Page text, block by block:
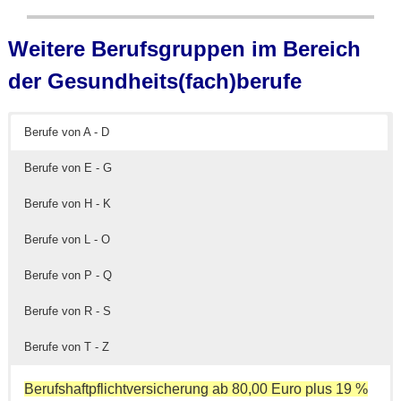
Weitere Berufsgruppen im Bereich
der Gesundheits(fach)berufe
Berufe von A - D
Berufe von E - G
Berufe von H - K
Berufe von L - O
Berufe von P - Q
Berufe von R - S
Berufe von T - Z
Berufshaftpflichtversicherung ab 80,00 Euro plus 19 %